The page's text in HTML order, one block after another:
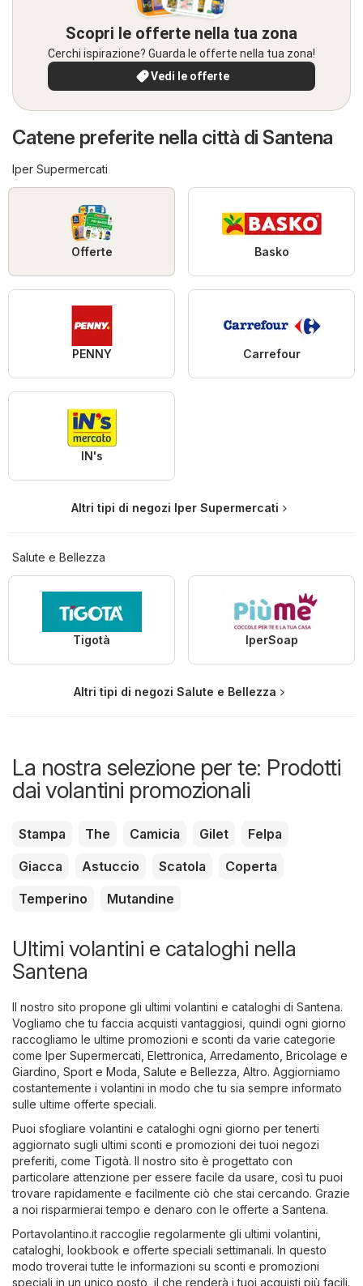
Scopri le offerte nella tua zona
Cerchi ispirazione? Guarda le offerte nella tua zona!
Vedi le offerte
Catene preferite nella città di Santena
Iper Supermercati
Offerte Basko
PENNY Carrefour
IN's
Altri tipi di negozi Iper Supermercati
Salute e Bellezza
Tigotà IperSoap
Altri tipi di negozi Salute e Bellezza
La nostra selezione per te: Prodotti
dai volantini promozionali
Stampa The Camicia Gilet
Felpa
Giacca
Astuccio Scatola
Coperta
Temperino
Mutandine
Ultimi volantini e cataloghi nella
Santena
Il nostro sito propone gli ultimi volantini e cataloghi di Santena.
Vogliamo che tu faccia acquisti vantaggiosi, quindi ogni giorno
raccogliamo le ultime promozioni e sconti da varie categorie
come Iper Supermercati Elettronica Arredamento, Bricolage e
Giardino Sport e Moda Salute e Bellezza Altro. Aggiorniamo
costantemente i volantini in modo che tu sia sempre informato
sulle ultime offerte speciali.
Puoi sfogliare volantini e cataloghi ogni giorno per tenerti
aggiornato sugli ultimi sconti e promozioni dei tuoi negozi
preferiti, come Tigotà. Il nostro sito è progettato con
particolare attenzione per essere facile da usare, così tu puoi
trovare rapidamente e facilmente ciò che stai cercando. Grazie
a noi risparmierai tempo e denaro con le offerte a Santena.
Portavolantino.it raccoglie regolarmente gli ultimi volantini,
cataloghi, lookbook e offerte speciali settimanali. In questo
modo troverai tutte le informazioni su sconti e promozioni
speciali in un unico posto, il che renderà i tuoi acquisti più facili.